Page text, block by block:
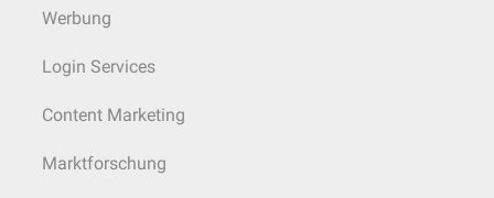
Werbung
Login Services
Content Marketing
Marktforschung